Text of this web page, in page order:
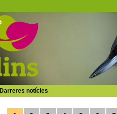
Darreres notícies